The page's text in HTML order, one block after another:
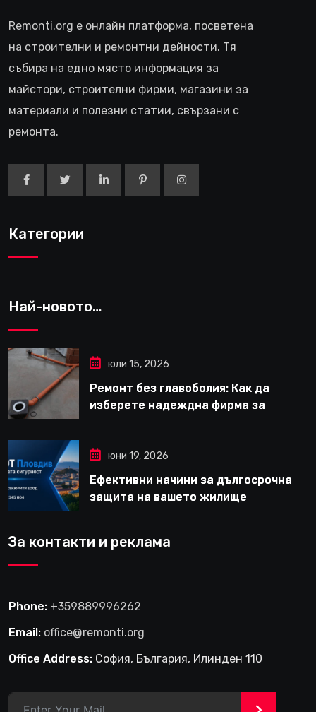
Remonti.org е онлайн платформа, посветена
на строителни и ремонтни дейности. Тя
събира на едно място информация за
майстори, строителни фирми, магазини за
материали и полезни статии, свързани с
ремонта.
Категории
Най-новото…
юли 15, 2026
Ремонт без главоболия: Как да
изберете надеждна фирма за
юни 19, 2026
Ефективни начини за дългосрочна
защита на вашето жилище
За контакти и реклама
Phone: +359889996262
Email: office@remonti.org
Office Address: София, България, Илинден 110